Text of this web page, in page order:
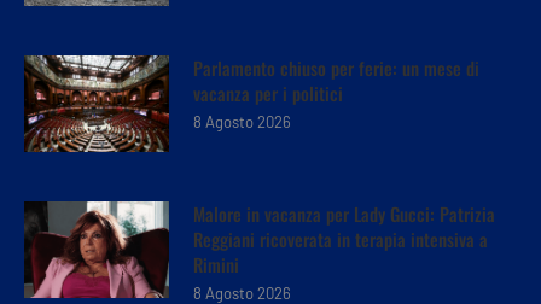
Parlamento chiuso per ferie: un mese di
vacanza per i politici
8 Agosto 2026
Malore in vacanza per Lady Gucci: Patrizia
Reggiani ricoverata in terapia intensiva a
Rimini
8 Agosto 2026